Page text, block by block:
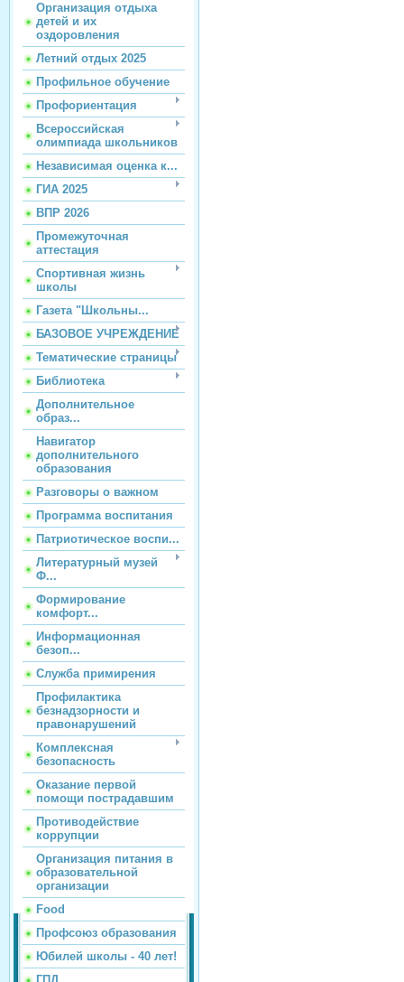
Организация отдыха
детей и их
оздоровления
Летний отдых 2025
Профильное обучение
Профориентация
Всероссийская
олимпиада школьников
Независимая оценка к...
ГИА 2025
ВПР 2026
Промежуточная
аттестация
Спортивная жизнь
школы
Газета "Школьны...
БАЗОВОЕ УЧРЕЖДЕНИЕ
Тематические страницы
Библиотека
Дополнительное
образ...
Навигатор
дополнительного
образования
Разговоры о важном
Программа воспитания
Патриотическое воспи...
Литературный музей
Ф...
Формирование
комфорт...
Информационная
безоп...
Служба примирения
Профилактика
безнадзорности и
правонарушений
Комплексная
безопасность
Оказание первой
помощи пострадавшим
Противодействие
коррупции
Организация питания в
образовательной
организации
Food
Профсоюз образования
Юбилей школы - 40 лет!